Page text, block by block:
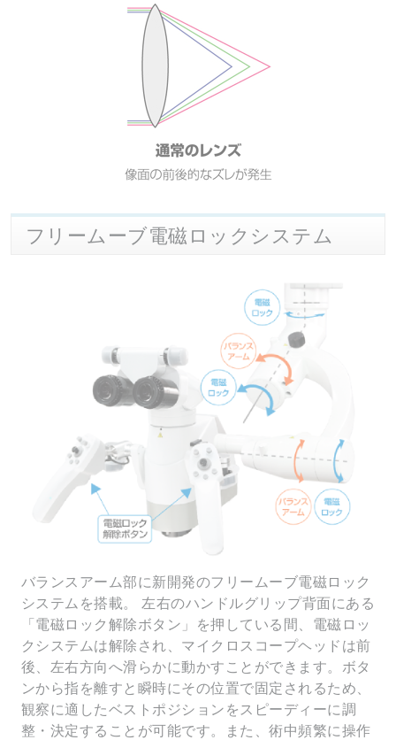
フリームーブ電磁ロックシステム
バランスアーム部に新開発のフリームーブ電磁ロック
システムを搭載。 左右のハンドルグリップ背面にある
「電磁ロック解除ボタン」を押している間、電磁ロッ
クシステムは解除され、マイクロスコープヘッドは前
後、左右方向へ滑らかに動かすことができます。ボタ
ンから指を離すと瞬時にその位置で固定されるため、
観察に適したベストポジションをスピーディーに調
整・決定することが可能です。また、術中頻繁に操作